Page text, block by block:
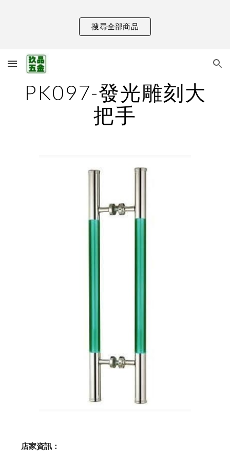
Skip to main content
搜尋全部商品
PK097-發光雕刻大
把手
    店家資訊：